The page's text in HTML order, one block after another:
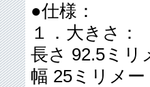
●仕様：
１．大きさ：
長さ 92.5ミリ
幅 25ミリメ